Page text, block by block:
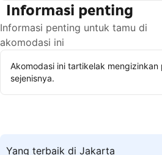
Informasi penting
Informasi penting untuk tamu di
akomodasi ini
Akomodasi ini tartikelak mengizinkan
sejenisnya.
Yang terbaik di Jakarta